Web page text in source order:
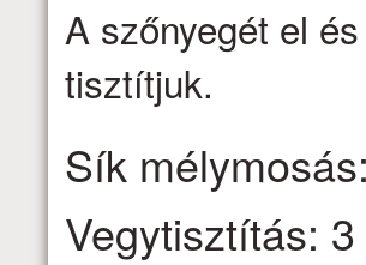
A szőnyegét el
tisztítjuk.
Sík
Vegytisztítás: